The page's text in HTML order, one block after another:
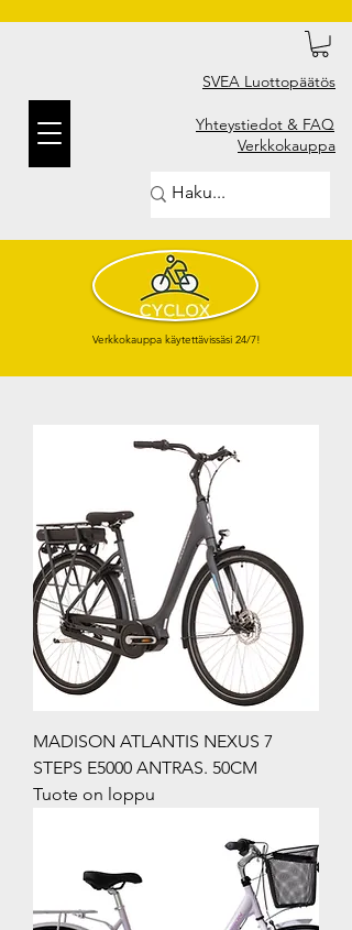
SVEA Luottopäätös
Yhteystiedot & FAQ
Verkkokauppa
Verkkokauppa käytettävissäsi 24/7!
MADISON ATLANTIS NEXUS 7
STEPS E5000 ANTRAS. 50CM
Tuote on loppu